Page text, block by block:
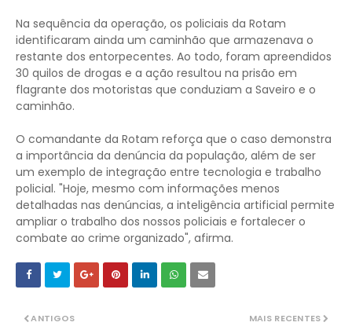
Na sequência da operação, os policiais da Rotam
identificaram ainda um caminhão que armazenava o
restante dos entorpecentes. Ao todo, foram apreendidos
30 quilos de drogas e a ação resultou na prisão em
flagrante dos motoristas que conduziam a Saveiro e o
caminhão.
O comandante da Rotam reforça que o caso demonstra
a importância da denúncia da população, além de ser
um exemplo de integração entre tecnologia e trabalho
policial. "Hoje, mesmo com informações menos
detalhadas nas denúncias, a inteligência artificial permite
ampliar o trabalho dos nossos policiais e fortalecer o
combate ao crime organizado", afirma.
MAIS RECENTES
ANTIGOS